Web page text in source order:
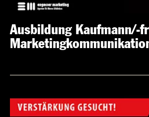
Ausbildung Kaufmann/-